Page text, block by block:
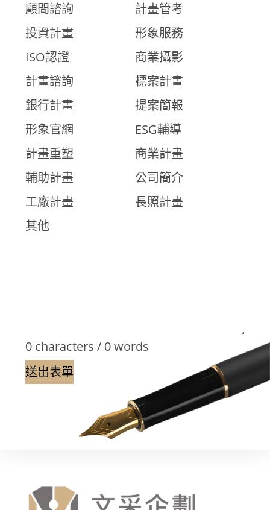
顧問諮詢
計畫管考
投資計畫
形象服務
ISO認證
商業攝影
計畫諮詢
標案計畫
銀行計畫
提案簡報
形象官網
ESG輔導
計畫重塑
商業計畫
輔助計畫
公司簡介
工廠計畫
長照計畫
其他
0 characters / 0 words
送出表單